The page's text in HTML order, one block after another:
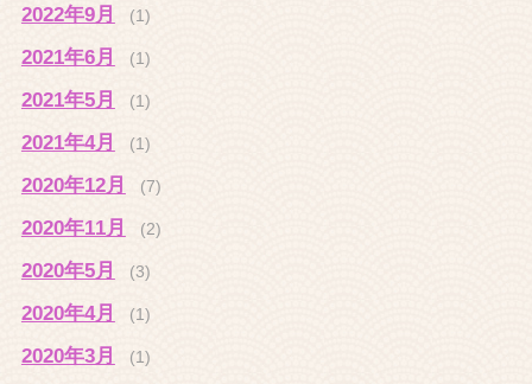
2022年9月 (1)
2021年6月 (1)
2021年5月 (1)
2021年4月 (1)
2020年12月 (7)
2020年11月 (2)
2020年5月 (3)
2020年4月 (1)
2020年3月 (1)